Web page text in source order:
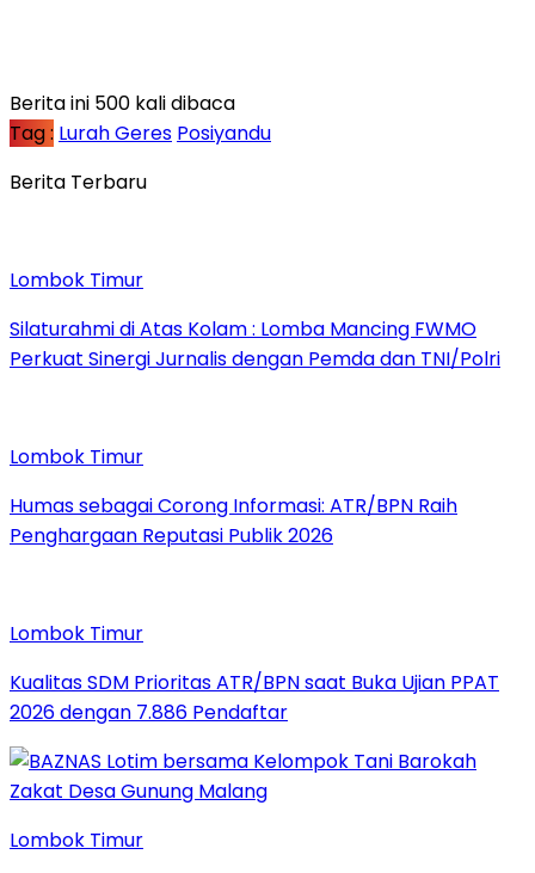
Berita ini 500 kali dibaca
Tag : Lurah Geres Posiyandu
Berita Terbaru
Lombok Timur
Silaturahmi di Atas Kolam : Lomba Mancing FWMO
Perkuat Sinergi Jurnalis dengan Pemda dan TNI/Polri
Lombok Timur
Humas sebagai Corong Informasi: ATR/BPN Raih
Penghargaan Reputasi Publik 2026
Lombok Timur
Kualitas SDM Prioritas ATR/BPN saat Buka Ujian PPAT
2026 dengan 7.886 Pendaftar
Lombok Timur